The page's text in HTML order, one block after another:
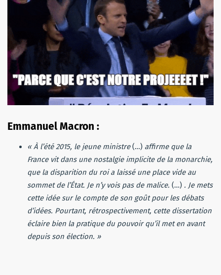
Emmanuel Macron :
« À l’été 2015, le jeune ministre(…) affirme que la
France vit dans une nostalgie implicite de la monarchie,
que la disparition du roi a laissé une place vide au
sommet de l’État. Je n’y vois pas de malice. (…) . Je mets
cette idée sur le compte de son goût pour les débats
d’idées. Pourtant, rétrospectivement, cette dissertation
éclaire bien la pratique du pouvoir qu’il met en avant
depuis son élection. »